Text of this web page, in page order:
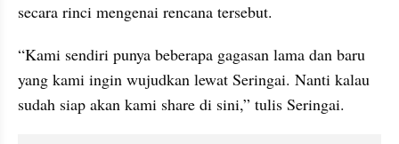
secara rinci mengenai rencana tersebut.
“Kami sendiri punya beberapa gagasan lama dan baru
yang kami ingin wujudkan lewat Seringai. Nanti kalau
sudah siap akan kami share di sini,” tulis Seringai.